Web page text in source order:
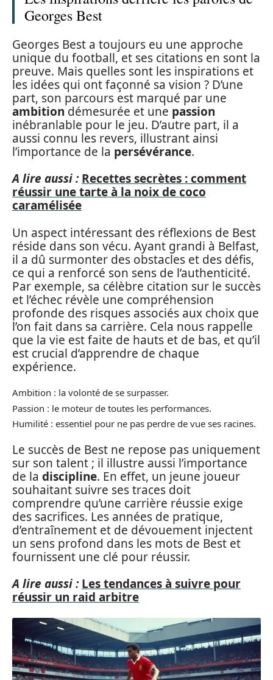
Georges Best
Georges Best a toujours eu une approche
unique du football, et ses citations en sont la
preuve. Mais quelles sont les inspirations et
les idées qui ont façonné sa vision ? D’une
part, son parcours est marqué par une
ambition démesurée et une passion
inébranlable pour le jeu. D’autre part, il a
aussi connu les revers, illustrant ainsi
l’importance de la persévérance.
A lire aussi : Recettes secrètes : comment
réussir une tarte à la noix de coco
caramélisée
Un aspect intéressant des réflexions de Best
réside dans son vécu. Ayant grandi à Belfast,
il a dû surmonter des obstacles et des défis,
ce qui a renforcé son sens de l’authenticité.
Par exemple, sa célèbre citation sur le succès
et l’échec révèle une compréhension
profonde des risques associés aux choix que
l’on fait dans sa carrière. Cela nous rappelle
que la vie est faite de hauts et de bas, et qu’il
est crucial d’apprendre de chaque
expérience.
Ambition : la volonté de se surpasser.
Passion : le moteur de toutes les performances.
Humilité : essentiel pour ne pas perdre de vue ses racines.
Le succès de Best ne repose pas uniquement
sur son talent ; il illustre aussi l’importance
de la discipline. En effet, un jeune joueur
souhaitant suivre ses traces doit
comprendre qu’une carrière réussie exige
des sacrifices. Les années de pratique,
d’entraînement et de dévouement injectent
un sens profond dans les mots de Best et
fournissent une clé pour réussir.
A lire aussi : Les tendances à suivre pour
réussir un raid arbitre